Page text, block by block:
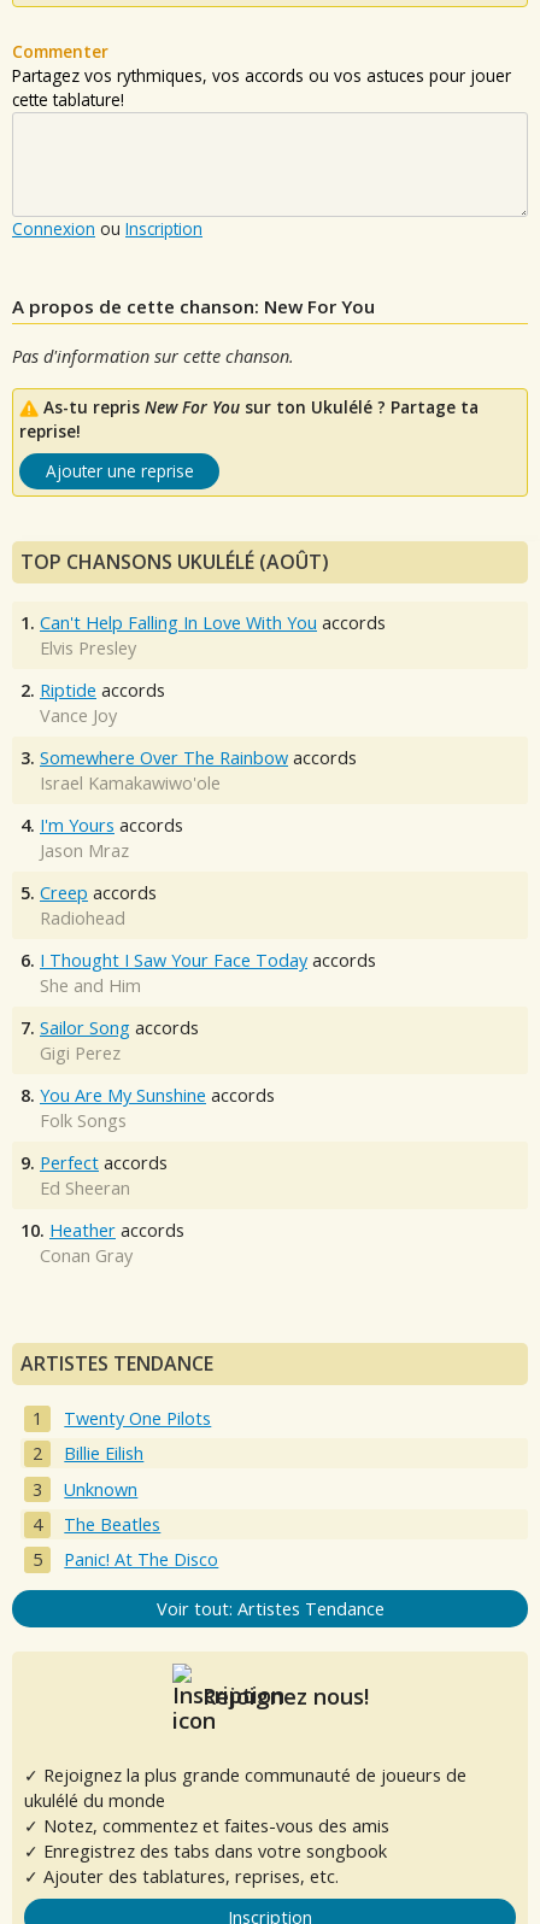
Commenter
Partagez vos rythmiques, vos accords ou vos astuces pour jouer
cette tablature!
Connexion ou Inscription
A propos de cette chanson: New For You
Pas d'information sur cette chanson.
As-tu repris New For You sur ton Ukulélé ? Partage ta
reprise!
Ajouter une reprise
TOP CHANSONS UKULÉLÉ (AOÛT)
1. Can't Help Falling In Love With You accords
Elvis Presley
2. Riptide accords
Vance Joy
3. Somewhere Over The Rainbow accords
Israel Kamakawiwo'ole
4. I'm Yours accords
Jason Mraz
5. Creep accords
Radiohead
6. I Thought I Saw Your Face Today accords
She and Him
7. Sailor Song accords
Gigi Perez
8. You Are My Sunshine accords
Folk Songs
9. Perfect accords
Ed Sheeran
10. Heather accords
Conan Gray
ARTISTES TENDANCE
Twenty One Pilots
Billie Eilish
Unknown
The Beatles
Panic! At The Disco
Voir tout: Artistes Tendance
Rejoignez nous!
✓ Rejoignez la plus grande communauté de joueurs de
ukulélé du monde
✓ Notez, commentez et faites-vous des amis
✓ Enregistrez des tabs dans votre songbook
✓ Ajouter des tablatures, reprises, etc.
Inscription